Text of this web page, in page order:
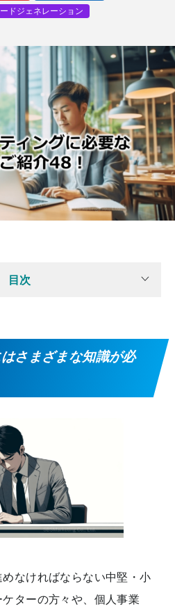
ドジェネレーション
目次
さまざまな知識が必
なければならない中堅・小
ターの方々や、個人事業